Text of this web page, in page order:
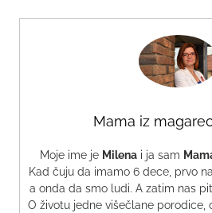
Mama iz
Moje ime je Milenai ja sam
Kad čuju da imamo 6 dece, prvo
a onda da smo ludi. A zatim nas
O životu jedne višečlane porodice,